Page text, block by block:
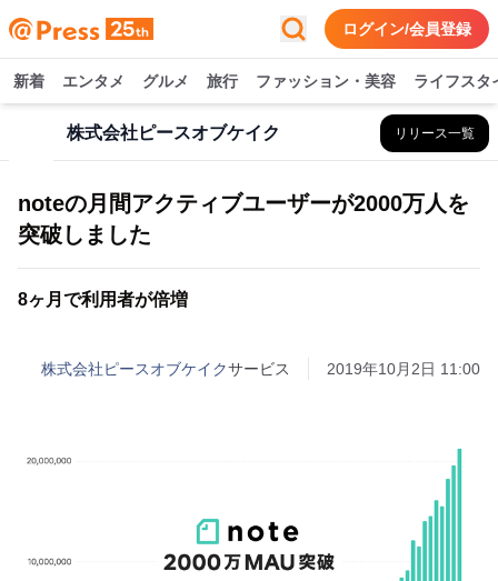
ログイン/会員登録
新着 エンタメ グルメ 旅行 ファッション・美容 ライフスタ
株式会社ピースオブケイク リリース一覧
noteの月間アクティブユーザーが2000万人を
突破しました
8ヶ月で利用者が倍増
株式会社ピースオブケイクサービス 2019年10月2日 11:00